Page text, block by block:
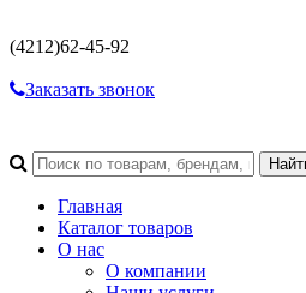
(4212)62-45-92
Заказать звонок
Главная
Каталог товаров
О нас
О компании